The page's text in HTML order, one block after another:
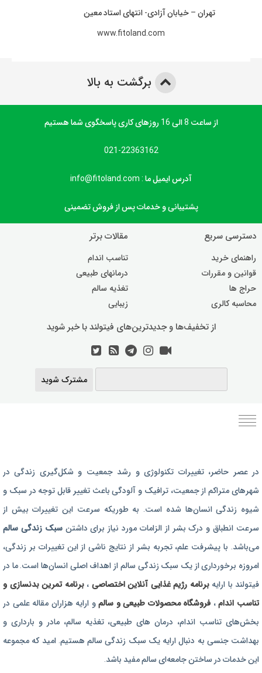
تهران – خیابان آزادی- انتهای استاد معین
www.fitoland.com
برگشت به بالا
از ساعت 8 الی 16 روزهای کاری پاسخگوی شما هستیم
021-22363162
آدرس ایمیل ما : info@fitoland.com
پشتیبانی و خدمات پس از فروش تضمینی
دسترسی سریع
راهنمای خرید
قوانین و مقررات
حراج ها
محاسبه کالری
مقالات برتر
تناسب اندام
درمانهای طبیعی
تغذیه سالم
زیبایی
از تخفیف‌ها و جدیدترین‌های فیتولند با خبر شوید
مشترک شوید
رژیم غذایی بارداری
برنامه رژیم درمانی
برنامه تمرین بدنسازی
برنامه تمرینی
محصولات طبیعی و سالم
در عصر حاضر،‌ تغییرات تکنولوژی و رشد جمعیت و شکل‌گیری زندگی‌ در
شهرهای متراکم از جمعیت، ترافیک و آلودگی باعث تغییر قابل توجه در سبک و
شیوه زندگی انسان‌ها شده است. به طوریکه سرعت این تغییرات بیش از
سرعت انطباق و درک بشر از الزامات مورد نیاز برای داشتنسبک زندگی سالم
می‌باشد. با پیشرفت علم، تجربه بشر از نتایج ناشی از این تغییرات بر زندگی،
امروزه برخورداری از یک سبک زندگی سالم از اهداف اصلی انسان‌ها است. ما در
فیتولند با ارایهبرنامه رژیم غذایی آنلاین اختصاصی ،برنامه تمرین بدنسازی و
تناسب اندام، فروشگاه محصولات طبیعی و سالمو ارایه هزاران مقاله علمی در
بخش‌های تناسب اندام، درمان های طبیعی، تغذیه سالم، مادر و بارداری و
بهداشت جنسی به دنبال ارایه یک سبک زندگی سالم هستیم. امید که مجموعه
این خدمات در ساختن جامعه‌ای سالم مفید باشد.